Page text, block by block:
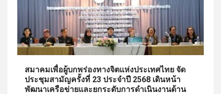
สมาคมเพื่อผู้บกพร่องทางจิตแห่งประเทศไทย จัด
ประชุมสามัญครั้งที่ 23 ประจำปี 2568 เดินหน้า
พัฒนาเครือข่ายและยกระดับการดำเนินงานด้าน